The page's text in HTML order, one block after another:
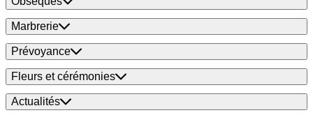
Marbrerie
Prévoyance
Fleurs et cérémonies
Actualités